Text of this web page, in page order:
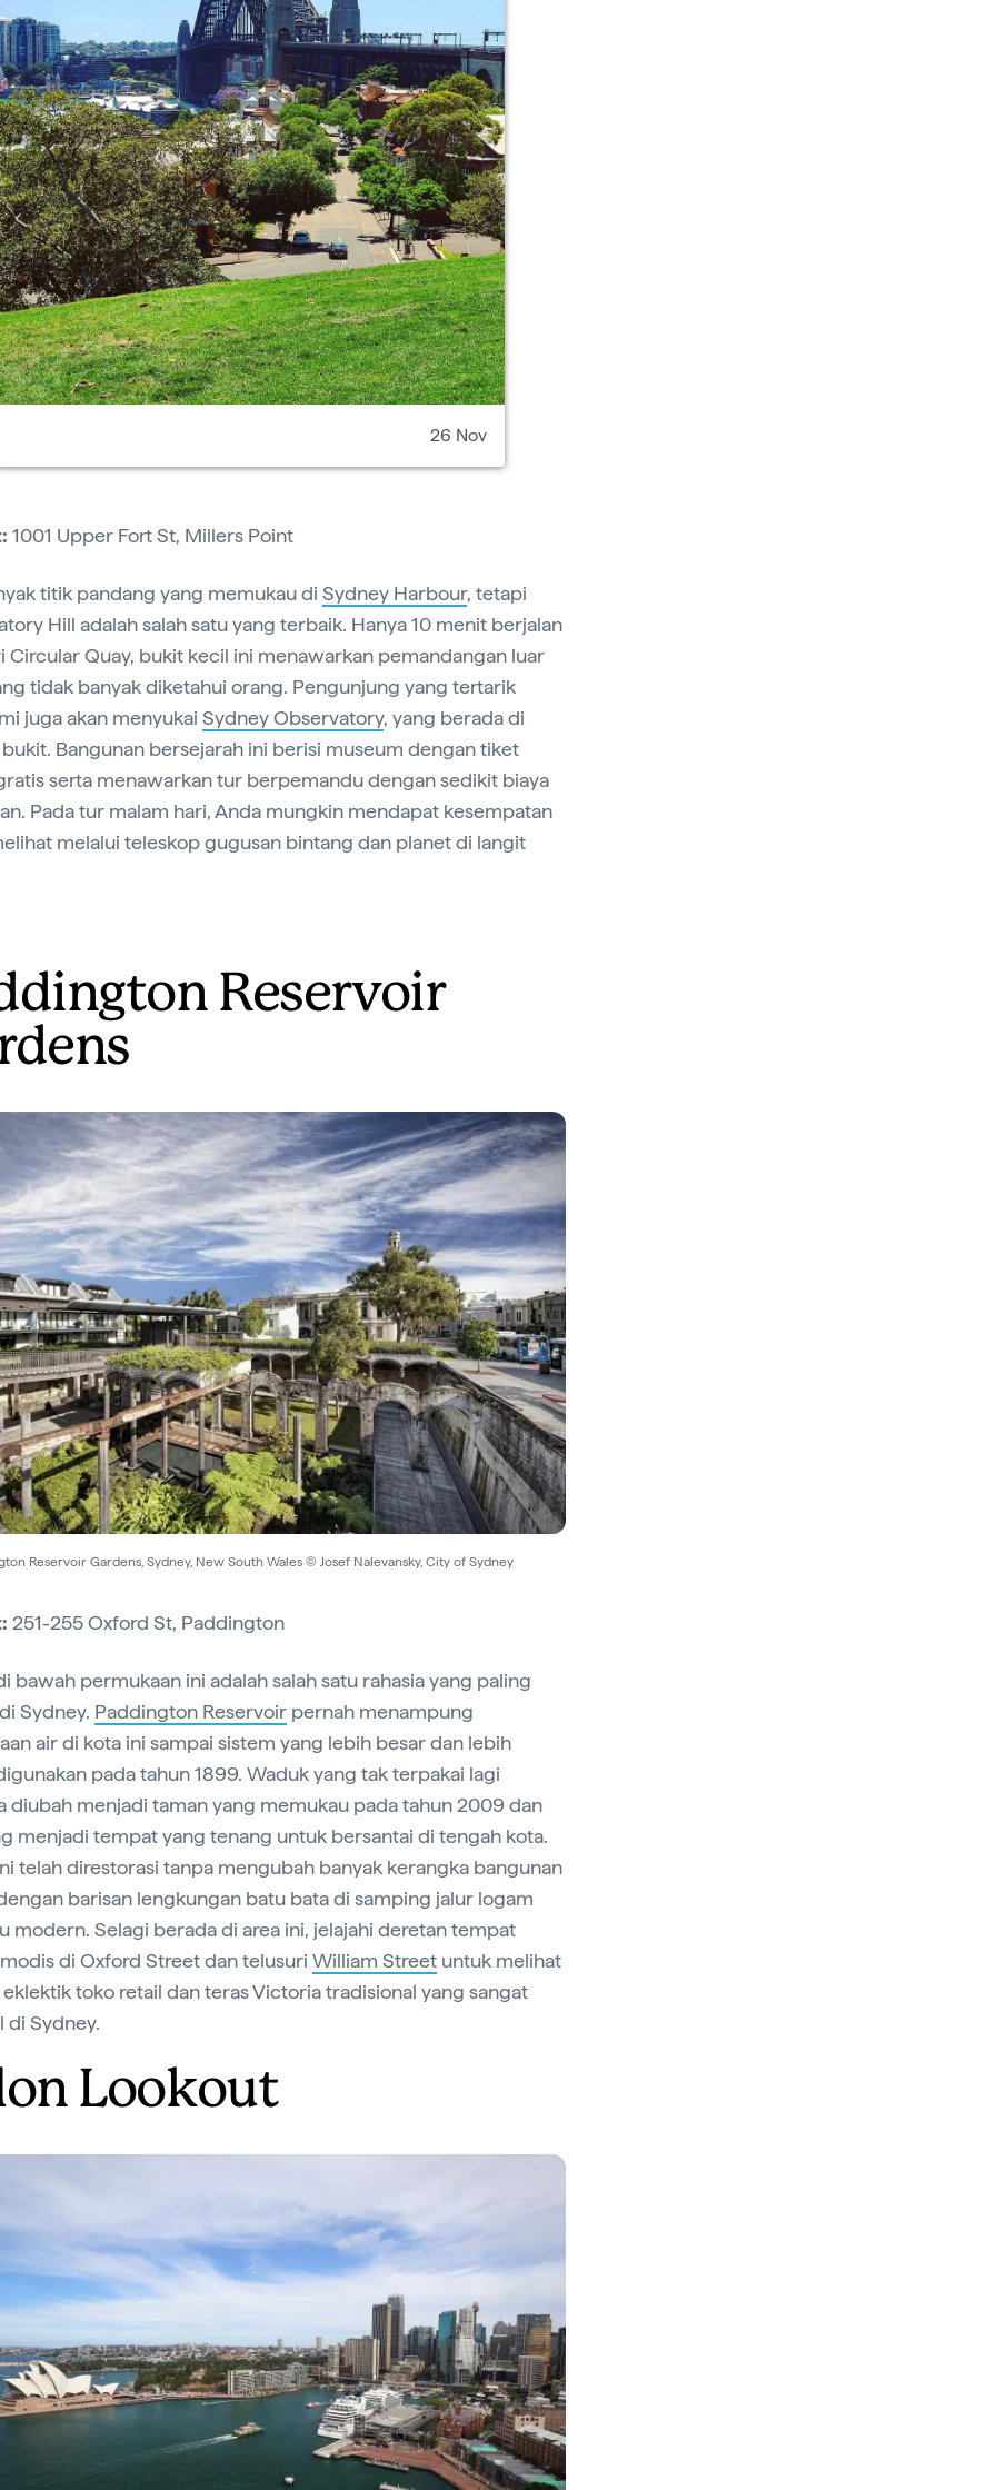
26 Nov
1001 Upper Fort St, Millers Point
titik pandang yang memukau di Sydney Harbour, tetapi
Hill adalah salah satu yang terbaik. Hanya 10 menit berjalan
Circular Quay, bukit kecil ini menawarkan pemandangan luar
tidak banyak diketahui orang. Pengunjung yang tertarik
juga akan menyukai Sydney Observatory, yang berada di
Bangunan bersejarah ini berisi museum dengan tiket
serta menawarkan tur berpemandu dengan sedikit biaya
Pada tur malam hari, Anda mungkin mendapat kesempatan
melalui teleskop gugusan bintang dan planet di langit
Reservoir
Reservoir Gardens, Sydney, New South Wales © Josef Nalevansky, City of Sydney
251-255 Oxford St, Paddington
bawah permukaan ini adalah salah satu rahasia yang paling
Sydney. Paddington Reservoir pernah menampung
air di kota ini sampai sistem yang lebih besar dan lebih
pada tahun 1899. Waduk yang tak terpakai lagi
diubah menjadi taman yang memukau pada tahun 2009 dan
menjadi tempat yang tenang untuk bersantai di tengah kota.
telah direstorasi tanpa mengubah banyak kerangka bangunan
barisan lengkungan batu bata di samping jalur logam
modern. Selagi berada di area ini, jelajahi deretan tempat
di Oxford Street dan telusuri William Street untuk melihat
toko retail dan teras Victoria tradisional yang sangat
di Sydney.
Lookout